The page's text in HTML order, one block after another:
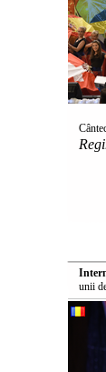
unii